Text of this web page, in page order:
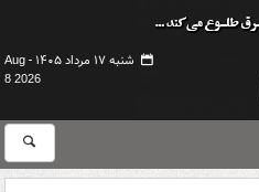
شنبه ۱۷ مرداد ۱۴۰۵ -
Aug
8 2026